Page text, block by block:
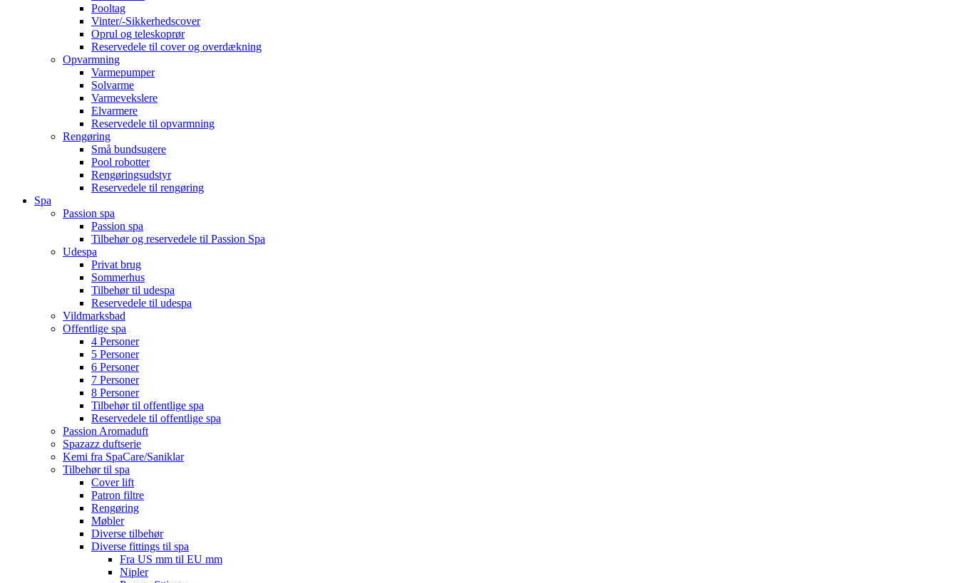
Pooltag
Vinter/-Sikkerhedscover
Oprul og teleskoprør
Reservedele til cover og overdækning
Opvarmning
Varmepumper
Solvarme
Varmevekslere
Elvarmere
Reservedele til opvarmning
Rengøring
Små bundsugere
Pool robotter
Rengøringsudstyr
Reservedele til rengøring
Spa
Passion spa
Passion spa
Tilbehør og reservedele til Passion Spa
Udespa
Privat brug
Sommerhus
Tilbehør til udespa
Reservedele til udespa
Vildmarksbad
Offentlige spa
4 Personer
5 Personer
6 Personer
7 Personer
8 Personer
Tilbehør til offentlige spa
Reservedele til offentlige spa
Passion Aromaduft
Spazazz duftserie
Kemi fra SpaCare/Saniklar
Tilbehør til spa
Cover lift
Patron filtre
Rengøring
Møbler
Diverse tilbehør
Diverse fittings til spa
Fra US mm til EU mm
Nipler